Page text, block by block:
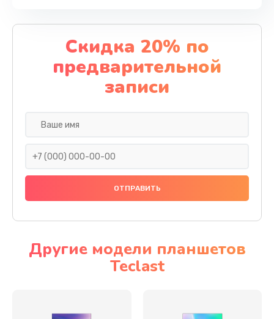
Скидка 20% по
предварительной
записи
Другие модели планшетов
Teclast